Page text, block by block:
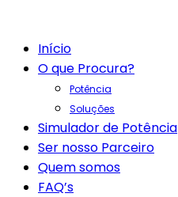
Início
O que Procura?
Potência
Soluções
Simulador de Potência
Ser nosso Parceiro
Quem somos
FAQ’s